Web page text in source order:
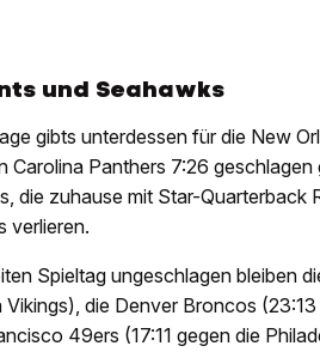
und Seahawks
gibts unterdessen für die New
Carolina Panthers 7:26
die zuhause mit Star-Quarterback
verlieren.
Spieltag ungeschlagen bleiben
die Denver Broncos
49ers (17:11 gegen die